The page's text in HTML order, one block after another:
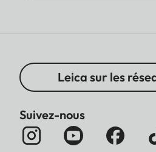
Leica sur les
Suivez-nous